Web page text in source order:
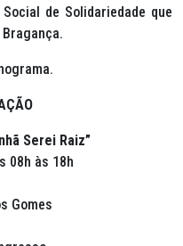
de Solidariedade que
Serei Raiz”
08h às 18h
Gomes